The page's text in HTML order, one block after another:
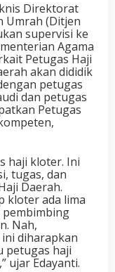
Direktorat
Umrah (Ditjen
supervisi ke
Agama
Petugas Haji
akan dididik
petugas
dan petugas
Petugas
haji kloter. Ini
tugas, dan
Daerah.
kloter ada lima
Nah,
diharapkan
petugas haji
ujar Edayanti.